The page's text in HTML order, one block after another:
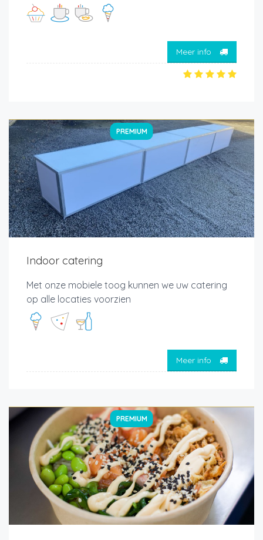
Meer info
PREMIUM
Indoor catering
Met onze mobiele toog kunnen we uw catering
op alle locaties voorzien
Meer info
PREMIUM